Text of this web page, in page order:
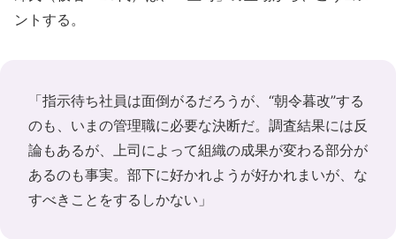
ントする。
「指示待ち社員は面倒がるだろうが、“朝令暮改”する
のも、いまの管理職に必要な決断だ。調査結果には反
論もあるが、上司によって組織の成果が変わる部分が
あるのも事実。部下に好かれようが好かれまいが、な
すべきことをするしかない」